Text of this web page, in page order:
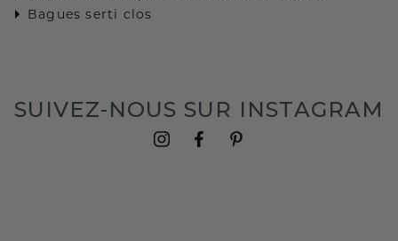
Bagues serti clos
SUIVEZ-NOUS SUR INSTAGRAM